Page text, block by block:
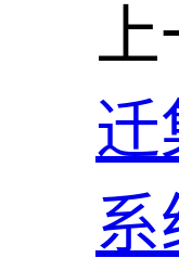
上
迁
系